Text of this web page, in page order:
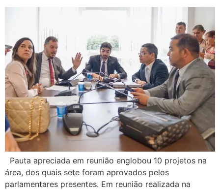
Pauta apreciada em reunião englobou 10 projetos na
área, dos quais sete foram aprovados pelos
parlamentares presentes. Em reunião realizada na